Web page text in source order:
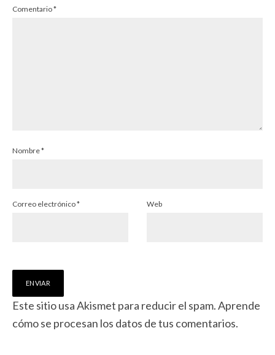
Comentario*
Nombre*
Correo electrónico* Web
Este sitio usa Akismet para reducir el spam.Aprende
cómo se procesan los datos de tus comentarios.